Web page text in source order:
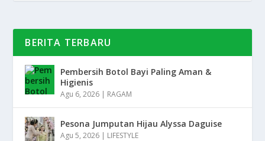
BERITA TERBARU
Pembersih Botol Bayi Paling Aman &
Higienis
Agu 6, 2026 | RAGAM
Pesona Jumputan Hijau Alyssa Daguise
Agu 5, 2026 | LIFESTYLE